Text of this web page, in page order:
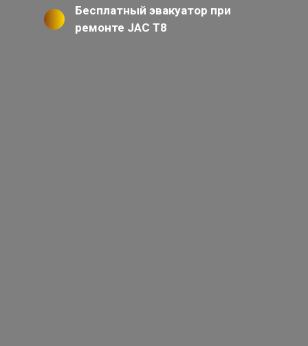
Бесплатный эвакуатор при
ремонте JAC T8